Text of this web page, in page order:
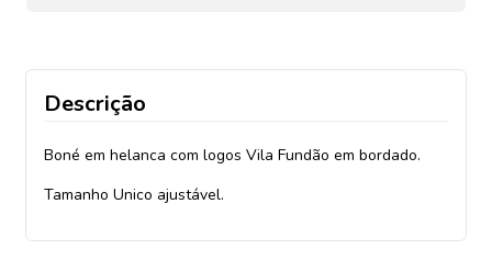
Descrição
Boné em helanca com logos Vila Fundão em bordado.
Tamanho Unico ajustável.